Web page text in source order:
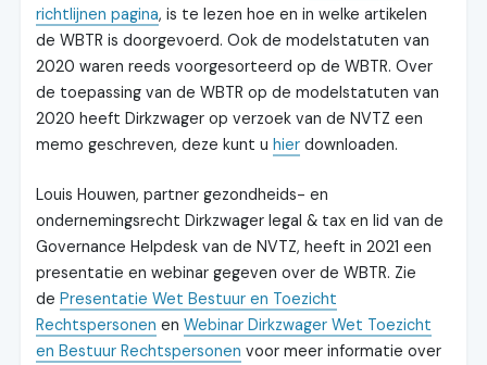
richtlijnen pagina, is te lezen hoe en in welke artikelen
de WBTR is doorgevoerd. Ook de modelstatuten van
2020 waren reeds voorgesorteerd op de WBTR. Over
de toepassing van de WBTR op de modelstatuten van
2020 heeft Dirkzwager op verzoek van de NVTZ een
memo geschreven, deze kunt uhier downloaden.
Louis Houwen, partner gezondheids- en
ondernemingsrecht Dirkzwager legal & tax en lid van de
Governance Helpdesk van de NVTZ, heeft in 2021 een
presentatie en webinar gegeven over de WBTR. Zie
dePresentatie Wet Bestuur en Toezicht
Rechtspersonen enWebinar Dirkzwager Wet Toezicht
en Bestuur Rechtspersonen voor meer informatie over